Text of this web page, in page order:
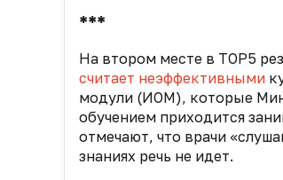
***
На втором месте в TOP5
считает неэффективными
модули (ИОМ), которые
обучением приходится
отмечают, что врачи
знаниях речь не идет.